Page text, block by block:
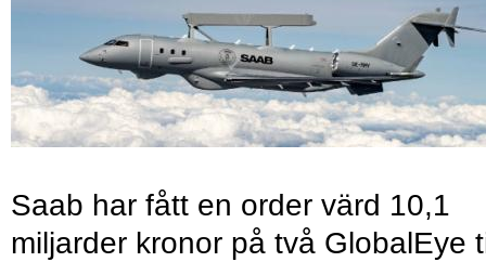
Saab har fått en order värd 10,1
miljarder kronor på två GlobalEye